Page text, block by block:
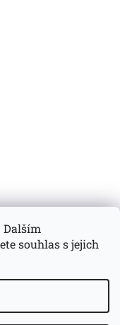
Dalším
souhlas s jejich